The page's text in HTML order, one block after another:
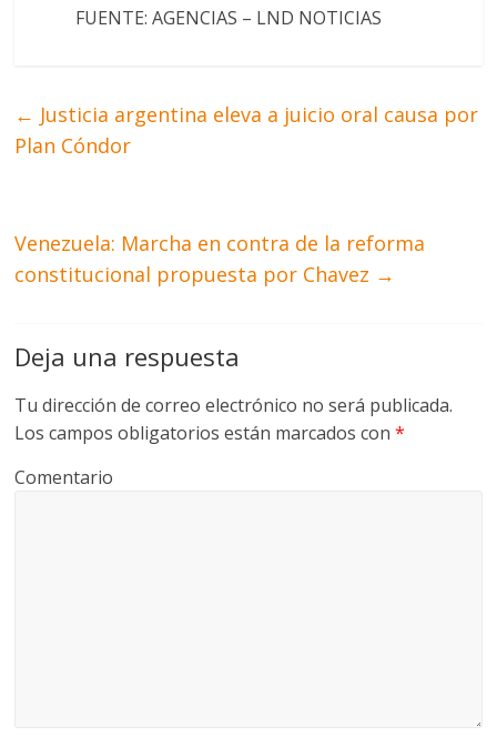
FUENTE: AGENCIAS – LND NOTICIAS
← Justicia argentina eleva a juicio oral causa por
Plan Cóndor
Venezuela: Marcha en contra de la reforma
constitucional propuesta por Chavez →
Deja una respuesta
Tu dirección de correo electrónico no será publicada.
Los campos obligatorios están marcados con*
Comentario